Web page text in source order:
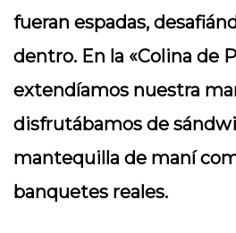
fueran espadas,
dentro. En la «Colina de
extendíamos nuestra
disfrutábamos de
mantequilla de maní
banquetes reales.